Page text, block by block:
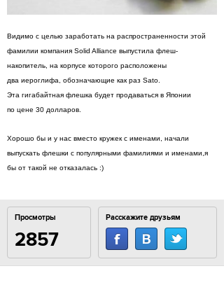
Видимо с целью заработать на распространенности этой
фамилии компания Solid Alliance выпустила флеш-
накопитель, на корпусе которого расположены
два иероглифа, обозначающие как раз Sato.
Эта гигабайтная флешка будет продаваться в Японии
по цене 30 долларов.
Хорошо бы и у нас вместо кружек с именами, начали
выпускать флешки с популярными фамилиями и именами,я
бы от такой не отказалась :)
Просмотры
2857
Расскажите друзьям